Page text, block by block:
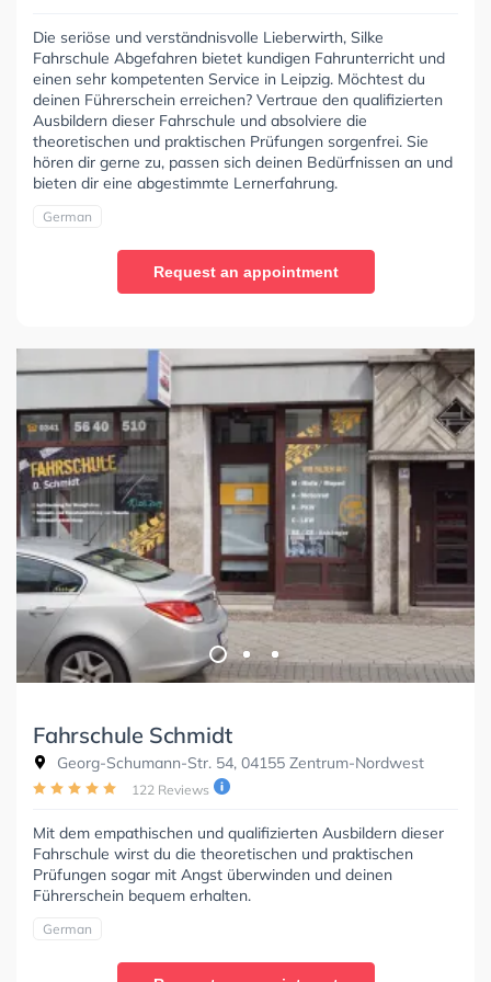
Die seriöse und verständnisvolle Lieberwirth, Silke
Fahrschule Abgefahren bietet kundigen Fahrunterricht und
einen sehr kompetenten Service in Leipzig. Möchtest du
deinen Führerschein erreichen? Vertraue den qualifizierten
Ausbildern dieser Fahrschule und absolviere die
theoretischen und praktischen Prüfungen sorgenfrei. Sie
hören dir gerne zu, passen sich deinen Bedürfnissen an und
bieten dir eine abgestimmte Lernerfahrung.
German
Request an appointment
Fahrschule Schmidt
Georg-Schumann-Str. 54, 04155 Zentrum-Nordwest
122 Reviews
Mit dem empathischen und qualifizierten Ausbildern dieser
Fahrschule wirst du die theoretischen und praktischen
Prüfungen sogar mit Angst überwinden und deinen
Führerschein bequem erhalten.
German